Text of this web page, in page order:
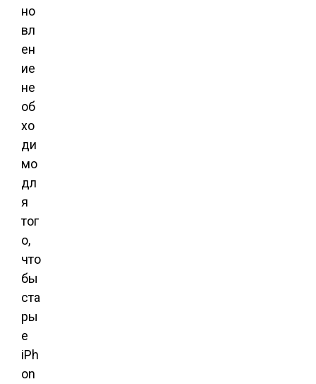
но
вл
ен
ие
не
об
хо
ди
мо
дл
я
тог
о,
что
бы
ста
ры
е
iPh
on